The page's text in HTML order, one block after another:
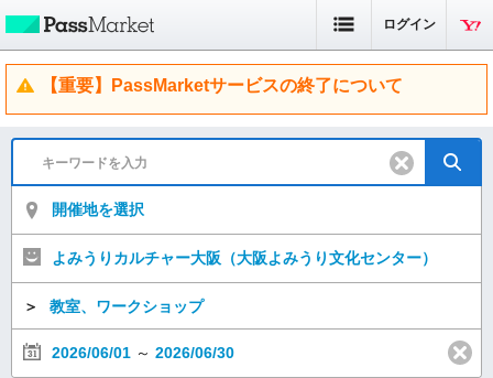
ログイン
【重要】PassMarketサービスの終了について
開催地を選択
よみうりカルチャー大阪（大阪よみうり文化センター）
＞ 教室、ワークショップ
2026/06/01 ～ 2026/06/30